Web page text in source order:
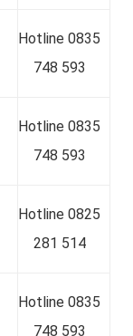
Hotline 0835
748 593
Hotline 0835
748 593
Hotline 0825
281 514
Hotline 0835
748 593